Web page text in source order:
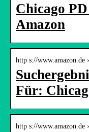
Chicago
Amazon
http s://www.amazon.de
Für:
http s://